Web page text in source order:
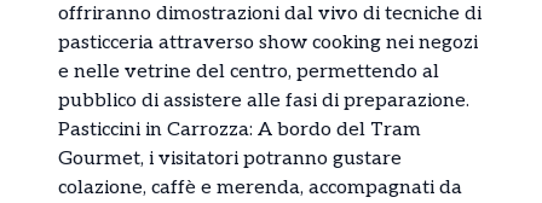
offriranno dimostrazioni dal vivo di tecniche di
pasticceria attraverso show cooking nei negozi
e nelle vetrine del centro, permettendo al
pubblico di assistere alle fasi di preparazione.
Pasticcini in Carrozza: A bordo del Tram
Gourmet, i visitatori potranno gustare
colazione, caffè e merenda, accompagnati da